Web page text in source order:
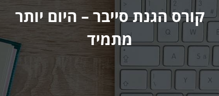
קורס הגנת סייבר – היום יותר
מתמיד